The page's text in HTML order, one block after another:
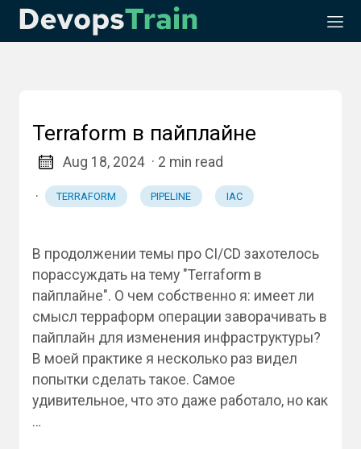
Terraform в пайплайне
Aug 18, 2024 · 2 min read
· TERRAFORM PIPELINE IAC
В продолжении темы про CI/CD захотелось
порассуждать на тему "Terraform в
пайплайне". О чем собственно я: имеет ли
смысл терраформ операции заворачивать в
пайплайн для изменения инфраструктуры?
В моей практике я несколько раз видел
попытки сделать такое. Самое
удивительное, что это даже работало, но как
…